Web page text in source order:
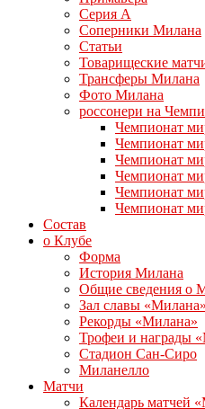
Серия А
Соперники Милана
Статьи
Товарищеские
Трансферы Милана
Фото Милана
россонери на
Чемпионат
Чемпионат
Чемпионат
Чемпионат
Чемпионат
Чемпионат
Состав
о Клубе
Форма
История Милана
Общие сведения о
Зал славы «Милана»
Рекорды «Милана»
Трофеи и награды
Стадион Сан-Сиро
Миланелло
Матчи
Календарь матчей